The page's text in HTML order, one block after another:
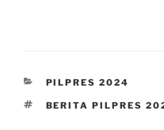
CATEGORIES
PILPRES 2024
TAGS
BERITA PILPRES